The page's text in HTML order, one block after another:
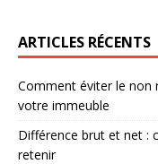
ARTICLES RÉCENTS
Comment éviter le non
votre immeuble
Différence brut et net :
retenir